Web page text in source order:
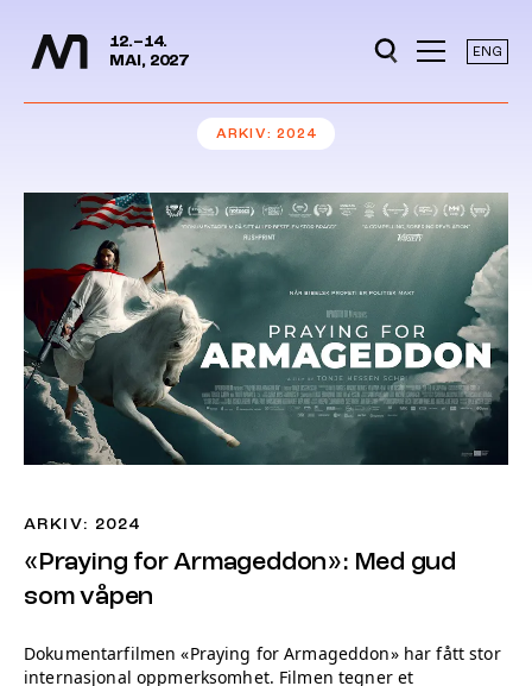
Hopp til hovedinnhold
12.–14.
MAI, 2027
ENG
ARKIV 2024
ARKIV: 2024
«Praying for Armageddon»: Med gud
som våpen
Dokumentarfilmen «Praying for Armageddon» har fått stor
internasjonal oppmerksomhet. Filmen tegner et